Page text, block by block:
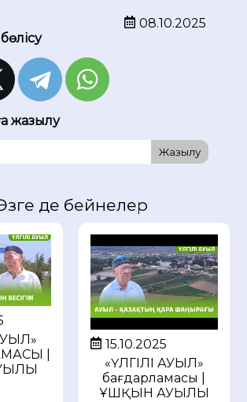
08.10.2025
жазылу
Жазылу
де бейнелер
|
15.10.2025
«ҮЛГІЛІ АУЫЛ»
бағдарламасы |
ҰШҚЫН АУЫЛЫ